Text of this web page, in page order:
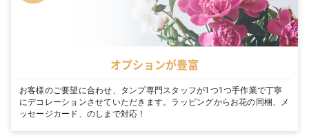
オプションが豊富
お客様のご要望に合わせ、タンプ専門スタッフが1つ1つ手作業で丁寧
にデコレーションさせていただきます。ラッピングからお花の同梱、メ
ッセージカード、のしまで対応！